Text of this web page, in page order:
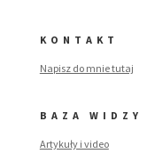
KONTAKT
Napisz do mnie tutaj
BAZA WIDZY
Artykuły i video